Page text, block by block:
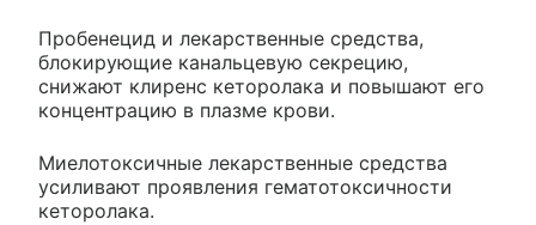
Пробенецид и лекарственные средства,
блокирующие канальцевую секрецию,
снижают клиренс кеторолака и повышают его
концентрацию в плазме крови.
Миелотоксичные лекарственные средства
усиливают проявления гематотоксичности
кеторолака.